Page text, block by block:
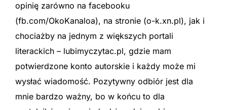
opinię zarówno na facebooku
(fb.com/OkoKanaloa), na stronie (o-k.xn.pl), jak i
chociażby na jednym z większych portali
literackich – lubimyczytac.pl, gdzie mam
potwierdzone konto autorskie i każdy może mi
wysłać wiadomość. Pozytywny odbiór jest dla
mnie bardzo ważny, bo w końcu to dla